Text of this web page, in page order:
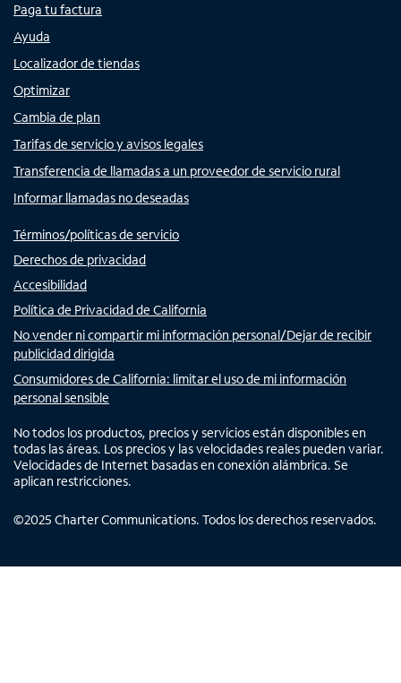
Paga tu factura
Ayuda
Localizador de tiendas
Optimizar
Cambia de plan
Tarifas de servicio y avisos legales
Transferencia de llamadas a un proveedor de servicio rural
Informar llamadas no deseadas
Términos/políticas de servicio
Derechos de privacidad
Accesibilidad
Política de Privacidad de California
No vender ni compartir mi información personal/Dejar de recibir
publicidad dirigida
Consumidores de California: limitar el uso de mi información
personal sensible
No todos los productos, precios y servicios están disponibles en
todas las áreas. Los precios y las velocidades reales pueden variar.
Velocidades de Internet basadas en conexión alámbrica. Se
aplican restricciones.
©2025 Charter Communications. Todos los derechos reservados.